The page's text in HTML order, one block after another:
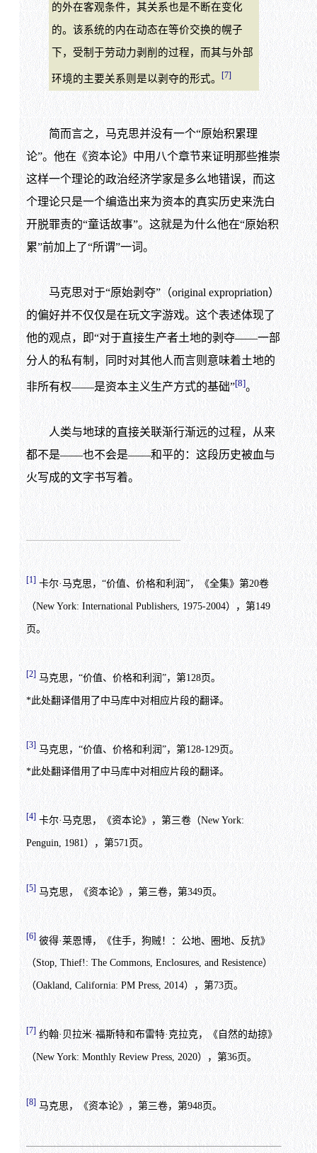
的外在客观条件，其关系也是不断在变化
的。该系统的内在动态在等价交换的幌子
下，受制于劳动力剥削的过程，而其与外部
环境的主要关系则是以剥夺的形式。 [7]
简而言之，马克思并没有一个“原始积累理
论”。他在《资本论》中用八个章节来证明那些推崇
这样一个理论的政治经济学家是多么地错误，而这
个理论只是一个编造出来为资本的真实历史来洗白
开脱罪责的“童话故事”。这就是为什么他在“原始积
累”前加上了“所谓”一词。
马克思对于“原始剥夺”（original expropriation）
的偏好并不仅仅是在玩文字游戏。这个表述体现了
他的观点，即“对于直接生产者土地的剥夺——一部
分人的私有制，同时对其他人而言则意味着土地的
非所有权——是资本主义生产方式的基础”[8]。
人类与地球的直接关联渐行渐远的过程，从来
都不是——也不会是——和平的：这段历史被血与
火写成的文字书写着。
[1] 卡尔·马克思，“价值、价格和利润”，《全集》第20卷
（New York: International Publishers, 1975-2004），第149
页。
[2]马克思，“价值、价格和利润”，第128页。
*此处翻译借用了中马库中对相应片段的翻译。
[3] 马克思，“价值、价格和利润”，第128-129页。
*此处翻译借用了中马库中对相应片段的翻译。
[4] 卡尔·马克思，《资本论》，第三卷（New York:
Penguin, 1981），第571页。
[5]马克思，《资本论》，第三卷，第349页。
[6] 彼得·莱恩博，《住手，狗贼！：公地、圈地、反抗》
（Stop, Thief!: The Commons, Enclosures, and Resistence）
（Oakland, California: PM Press, 2014），第73页。
[7] 约翰·贝拉米·福斯特和布雷特·克拉克，《自然的劫掠》
（New York: Monthly Review Press, 2020），第36页。
[8]马克思，《资本论》，第三卷，第948页。